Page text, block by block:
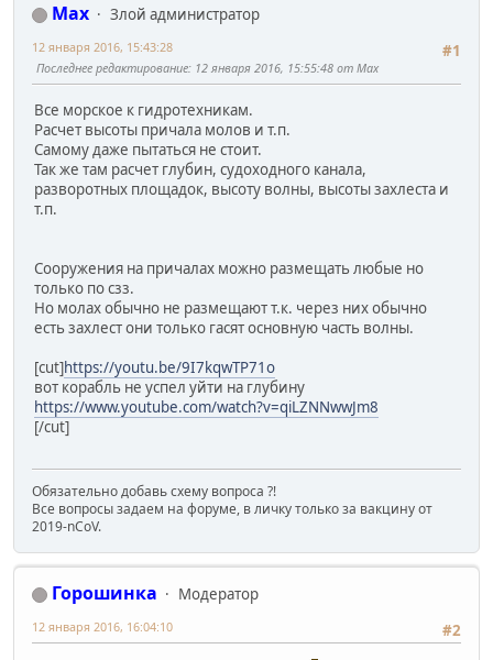
Max
Злой администратор
#1
12 января 2016, 15:43:28
Последнее редактирование: 12 января 2016, 15:55:48 от Max
Все морское к гидротехникам.
Расчет высоты причала молов и т.п.
Самому даже пытаться не стоит.
Так же там расчет глубин, судоходного канала,
разворотных площадок, высоту волны, высоты захлеста и
т.п.
Сооружения на причалах можно размещать любые но
только по сзз.
Но молах обычно не размещают т.к. через них обычно
есть захлест они только гасят основную часть волны.
[cut]https://youtu.be/9I7kqwTP71o
вот корабль не успел уйти на глубину
https://www.youtube.com/watch?v=qiLZNNwwJm8
[/cut]
Обязательно добавь схему вопроса ?!
Все вопросы задаем на форуме, в личку только за вакцину от
2019-nCoV.
Горошинка
Модератор
#2
12 января 2016, 16:04:10